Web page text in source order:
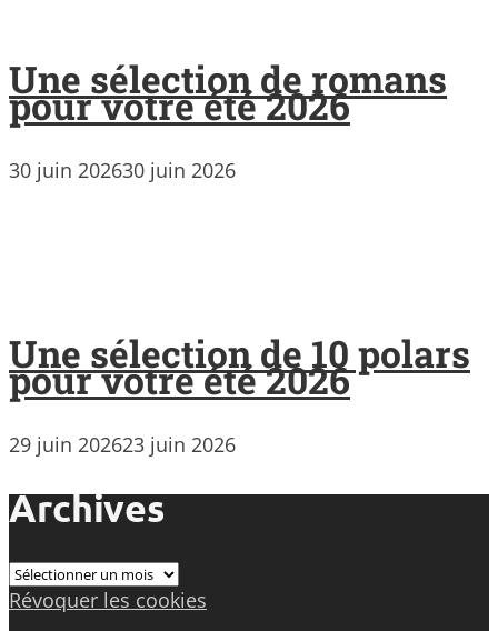
Une sélection de romans
pour votre été 2026
30 juin 202630 juin 2026
Une sélection de 10 polars
pour votre été 2026
29 juin 202623 juin 2026
Archives
Archives
Révoquer les cookies